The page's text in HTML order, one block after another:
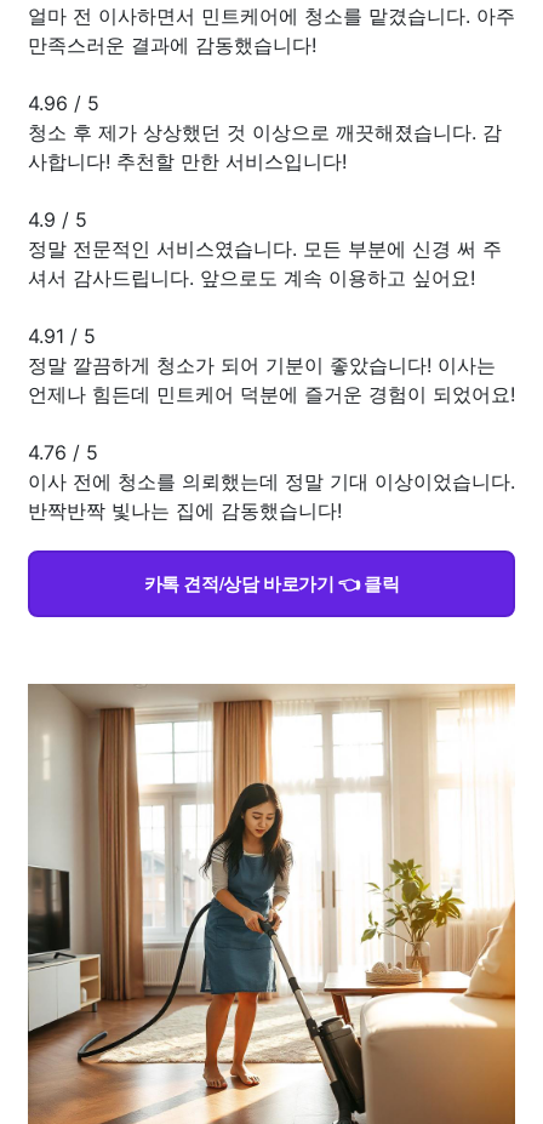
얼마 전 이사하면서 민트케어에 청소를 맡겼습니다. 아주
만족스러운 결과에 감동했습니다!
4.96 / 5
청소 후 제가 상상했던 것 이상으로 깨끗해졌습니다. 감
사합니다! 추천할 만한 서비스입니다!
4.9 / 5
정말 전문적인 서비스였습니다. 모든 부분에 신경 써 주
셔서 감사드립니다. 앞으로도 계속 이용하고 싶어요!
4.91 / 5
정말 깔끔하게 청소가 되어 기분이 좋았습니다! 이사는
언제나 힘든데 민트케어 덕분에 즐거운 경험이 되었어요!
4.76 / 5
이사 전에 청소를 의뢰했는데 정말 기대 이상이었습니다.
반짝반짝 빛나는 집에 감동했습니다!
카톡 견적/상담 바로가기 👈 클릭